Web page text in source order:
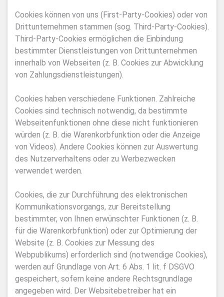
Cookies können von uns (First-Party-Cookies) oder von
Drittunternehmen stammen (sog. Third-Party-Cookies).
Third-Party-Cookies ermöglichen die Einbindung
bestimmter Dienstleistungen von Drittunternehmen
innerhalb von Webseiten (z. B. Cookies zur Abwicklung
von Zahlungsdienstleistungen).
Cookies haben verschiedene Funktionen. Zahlreiche
Cookies sind technisch notwendig, da bestimmte
Webseitenfunktionen ohne diese nicht funktionieren
würden (z. B. die Warenkorbfunktion oder die Anzeige
von Videos). Andere Cookies können zur Auswertung
des Nutzerverhaltens oder zu Werbezwecken
verwendet werden.
Cookies, die zur Durchführung des elektronischen
Kommunikationsvorgangs, zur Bereitstellung
bestimmter, von Ihnen erwünschter Funktionen (z. B.
für die Warenkorbfunktion) oder zur Optimierung der
Website (z. B. Cookies zur Messung des
Webpublikums) erforderlich sind (notwendige Cookies),
werden auf Grundlage von Art. 6 Abs. 1 lit. f DSGVO
gespeichert, sofern keine andere Rechtsgrundlage
angegeben wird. Der Websitebetreiber hat ein